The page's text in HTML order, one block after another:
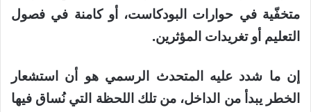
متخفّية في حوارات البودكاست، أو كامنة في فصول
التعليم أو تغريدات المؤثرين.
إن ما شدد عليه المتحدث الرسمي هو أن استشعار
الخطر يبدأ من الداخل، من تلك اللحظة التي نُساق فيها